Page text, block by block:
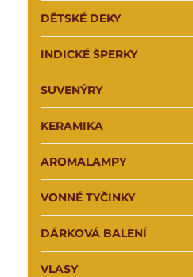
DĚTSKÉ DEKY
INDICKÉ ŠPERKY
SUVENÝRY
KERAMIKA
AROMALAMPY
VONNÉ TYČINKY
DÁRKOVÁ BALENÍ
VLASY